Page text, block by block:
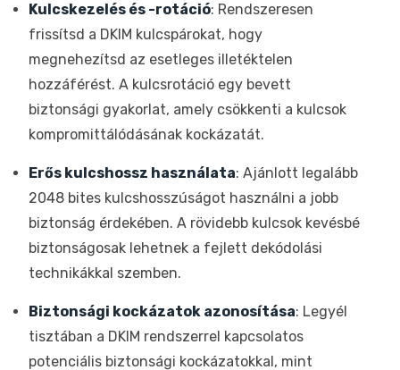
Kulcskezelés és -rotáció: Rendszeresen
frissítsd a DKIM kulcspárokat, hogy
megnehezítsd az esetleges illetéktelen
hozzáférést. A kulcsrotáció egy bevett
biztonsági gyakorlat, amely csökkenti a kulcsok
kompromittálódásának kockázatát.
Erős kulcshossz használata: Ajánlott legalább
2048 bites kulcshosszúságot használni a jobb
biztonság érdekében. A rövidebb kulcsok kevésbé
biztonságosak lehetnek a fejlett dekódolási
technikákkal szemben.
Biztonsági kockázatok azonosítása: Legyél
tisztában a DKIM rendszerrel kapcsolatos
potenciális biztonsági kockázatokkal, mint